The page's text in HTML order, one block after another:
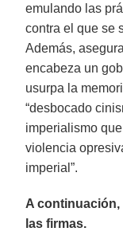
emulando las
contra el que se
Además,
encabeza un
usurpa la
“desbocado
imperialismo
violencia
imperial”.
A continuación,
las firmas.